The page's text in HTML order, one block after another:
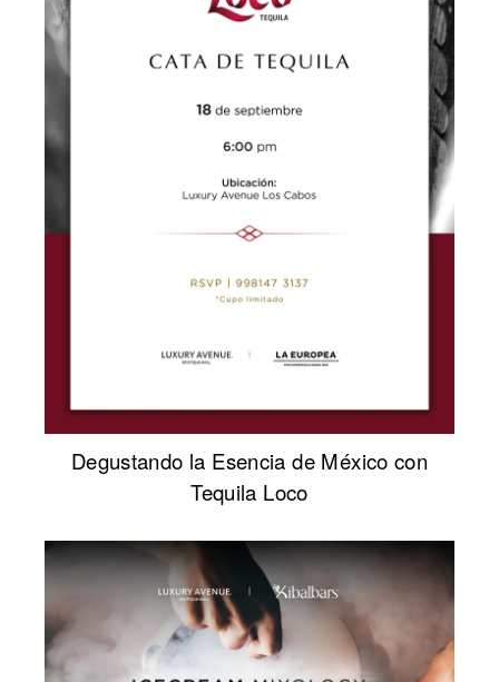
Degustando la Esencia de México con
Tequila Loco